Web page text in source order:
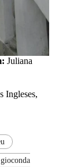
Juliana
Ingleses,